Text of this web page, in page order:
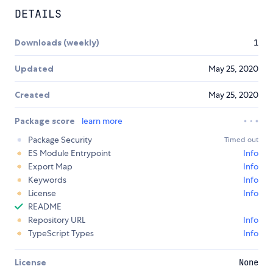
DETAILS
Downloads (weekly) 1
Updated May 25, 2020
Created May 25, 2020
Package score
learn more
Package Security
Timed out
ES Module Entrypoint
Info
Export Map
Info
Keywords
Info
License
Info
README
Repository URL
Info
TypeScript Types
Info
License None